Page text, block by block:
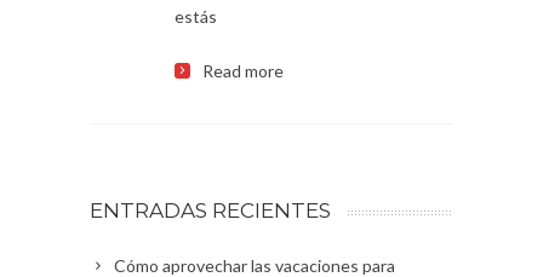
estás
Read more
ENTRADAS RECIENTES
Cómo aprovechar las vacaciones para